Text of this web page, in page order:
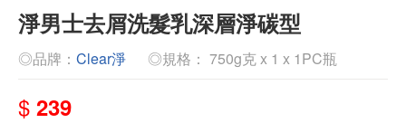
淨男士去屑洗髮乳深層淨碳型
◎品牌： Clear淨 ◎規格： 750g克 x 1 x 1PC瓶
$ 239